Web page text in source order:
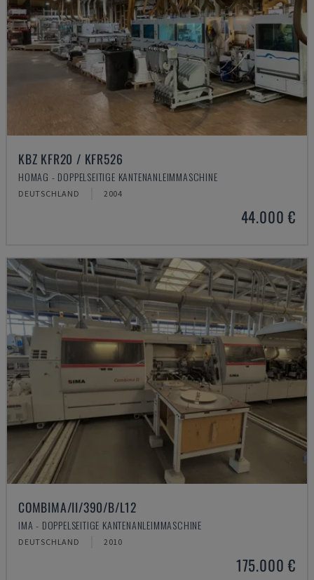
KBZ KFR20 / KFR526
HOMAG - DOPPELSEITIGE KANTENANLEIMMASCHINE
DEUTSCHLAND 2004
44.000 €
COMBIMA/II/390/B/L12
IMA - DOPPELSEITIGE KANTENANLEIMMASCHINE
DEUTSCHLAND 2010
175.000 €